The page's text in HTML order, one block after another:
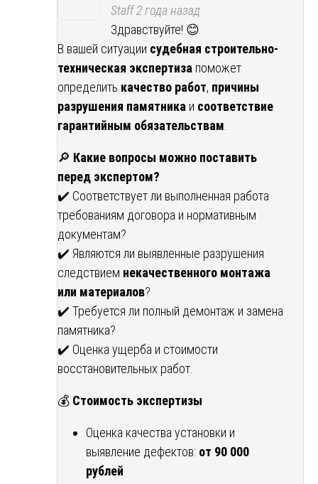
Staff2 года назад
Здравствуйте! 😊
В вашей ситуации судебная строительно-
техническая экспертиза поможет
определить качество работ, причины
разрушения памятника и соответствие
гарантийным обязательствам.
🔎 Какие вопросы можно поставить
перед экспертом?
✔️ Соответствует ли выполненная работа
требованиям договора и нормативным
документам?
✔️ Являются ли выявленные разрушения
следствием некачественного монтажа
или материалов?
✔️ Требуется ли полный демонтаж и замена
памятника?
✔️ Оценка ущерба и стоимости
восстановительных работ.
💰 Стоимость экспертизы
Оценка качества установки и
выявление дефектов: от 90 000
рублей